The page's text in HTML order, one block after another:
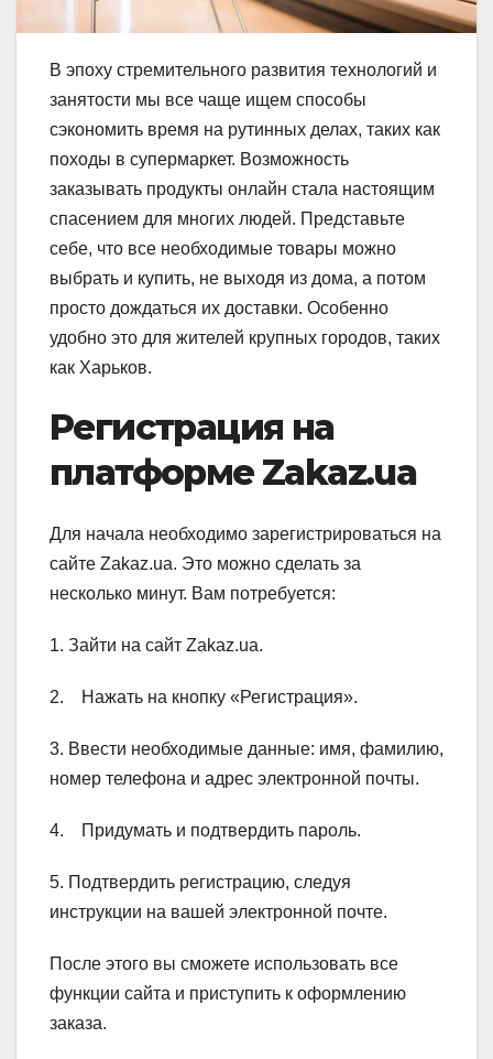
В эпоху стремительного развития технологий и
занятости мы все чаще ищем способы
сэкономить время на рутинных делах, таких как
походы в супермаркет. Возможность
заказывать продукты онлайн стала настоящим
спасением для многих людей. Представьте
себе, что все необходимые товары можно
выбрать и купить, не выходя из дома, а потом
просто дождаться их доставки. Особенно
удобно это для жителей крупных городов, таких
как Харьков.
Регистрация на
платформе Zakaz.ua
Для начала необходимо зарегистрироваться на
сайте Zakaz.ua. Это можно сделать за
несколько минут. Вам потребуется:
1. Зайти на сайт Zakaz.ua.
2. Нажать на кнопку «Регистрация».
3. Ввести необходимые данные: имя, фамилию,
номер телефона и адрес электронной почты.
4. Придумать и подтвердить пароль.
5. Подтвердить регистрацию, следуя
инструкции на вашей электронной почте.
После этого вы сможете использовать все
функции сайта и приступить к оформлению
заказа.